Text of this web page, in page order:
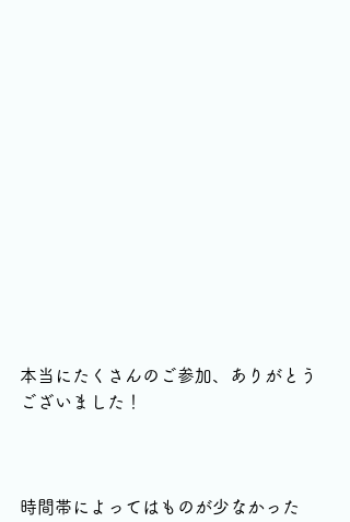
本当にたくさんのご参加、ありがとう
ございました！
時間帯によってはものが少なかった